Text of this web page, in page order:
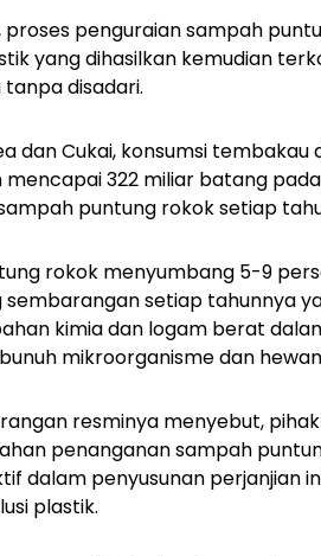
proses penguraian sampah
yang dihasilkan kemudian
disadari.
dan Cukai, konsumsi tembakau
322 miliar batang pada
puntung rokok setiap
rokok menyumbang 5-9
setiap tahunnya
kimia dan logam berat
mikroorganisme dan
resminya menyebut,
penanganan sampah
dalam penyusunan perjanjian
plastik.